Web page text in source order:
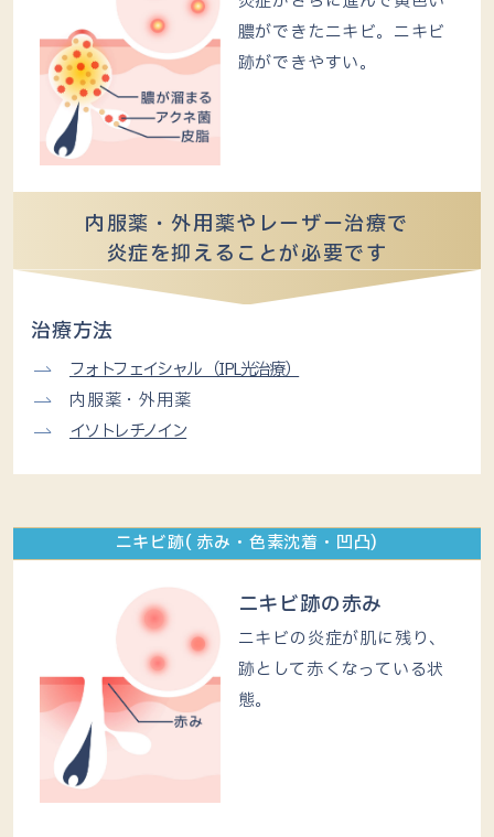
膿ができたニキビ。ニキビ
跡ができやすい。
内服薬・外用薬やレーザー治療で
炎症を抑えることが必要です
治療方法
フォトフェイシャル （IPL光治療）
内服薬・外用薬
イソトレチノイン
ニキビ跡( 赤み・色素沈着・凹凸)
ニキビ跡の赤み
ニキビの炎症が肌に残り、
跡として赤くなっている状
態。